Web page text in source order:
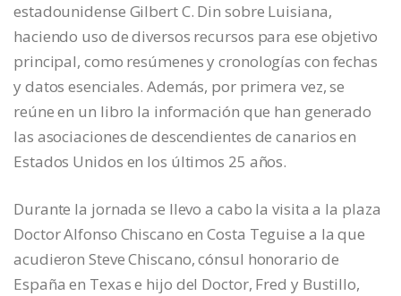
estadounidense Gilbert C. Din sobre Luisiana,
haciendo uso de diversos recursos para ese objetivo
principal, como resúmenes y cronologías con fechas
y datos esenciales. Además, por primera vez, se
reúne en un libro la información que han generado
las asociaciones de descendientes de canarios en
Estados Unidos en los últimos 25 años.
Durante la jornada se llevo a cabo la visita a la plaza
Doctor Alfonso Chiscano en Costa Teguise a la que
acudieron Steve Chiscano, cónsul honorario de
España en Texas e hijo del Doctor, Fred y Bustillo,